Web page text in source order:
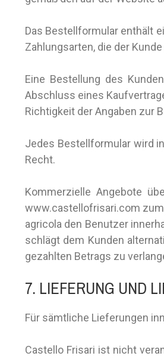
Das Bestellformular enthält
Zahlungsarten, die der
Eine Bestellung des
Abschluss eines
Richtigkeit der Angaben zur
Jedes Bestellformular wird
Recht.
Kommerzielle Angebote
www.castellofrisari.com
agricola den Benutzer
schlägt dem Kunden
gezahlten Betrags zu
7. LIEFERUNG UND
Für sämtliche Lieferungen
Castello Frisari ist nicht